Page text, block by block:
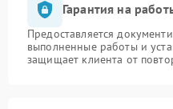
Гарантия на
Предоставляется
выполненные работы и
защищает клиента от